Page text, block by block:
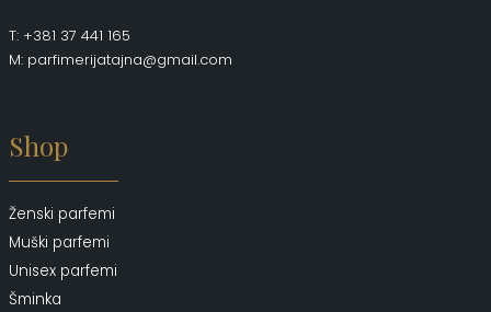
T: +381 37 441 165
M: parfimerijatajna@gmail.com
Shop
Ženski parfemi
Muški parfemi
Unisex parfemi
Šminka